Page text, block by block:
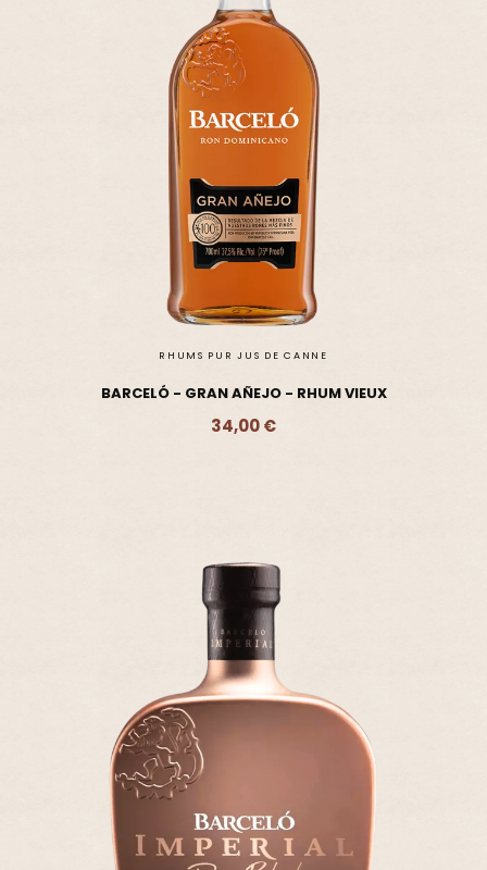
RHUMS PUR JUS DE CANNE
BARCELÓ - GRAN AÑEJO - RHUM VIEUX
34,00 €
Ajouter - 34,00 €